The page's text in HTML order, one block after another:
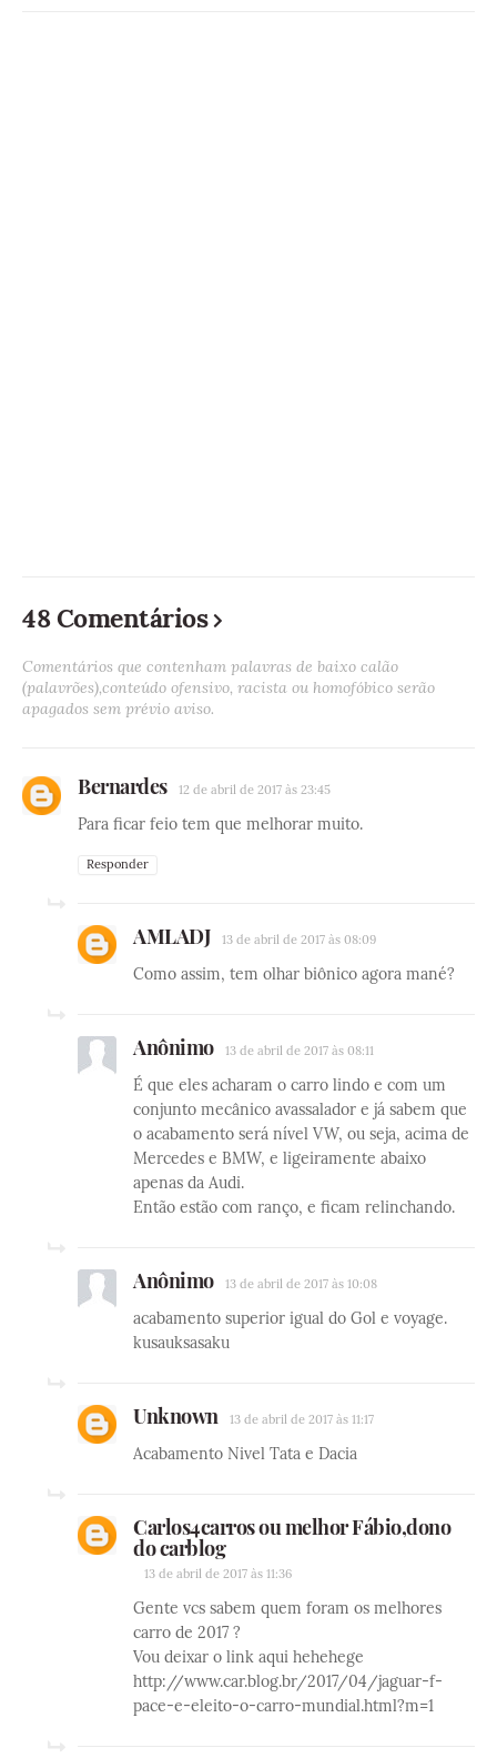
48 Comentários
Comentários que contenham palavras de baixo calão
(palavrões),conteúdo ofensivo, racista ou homofóbico serão
apagados sem prévio aviso.
Bernardes 12 de abril de 2017 às 23:45
Para ficar feio tem que melhorar muito.
Responder
AMLADJ 13 de abril de 2017 às 08:09
Como assim, tem olhar biônico agora mané?
Anônimo 13 de abril de 2017 às 08:11
É que eles acharam o carro lindo e com um
conjunto mecânico avassalador e já sabem que
o acabamento será nível VW, ou seja, acima de
Mercedes e BMW, e ligeiramente abaixo
apenas da Audi.
Então estão com ranço, e ficam relinchando.
Anônimo 13 de abril de 2017 às 10:08
acabamento superior igual do Gol e voyage.
kusauksasaku
Unknown 13 de abril de 2017 às 11:17
Acabamento Nivel Tata e Dacia
Carlos4carros ou melhor Fábio,dono
do carblog
13 de abril de 2017 às 11:36
Gente vcs sabem quem foram os melhores
carro de 2017 ?
Vou deixar o link aqui hehehege
http://www.car.blog.br/2017/04/jaguar-f-
pace-e-eleito-o-carro-mundial.html?m=1